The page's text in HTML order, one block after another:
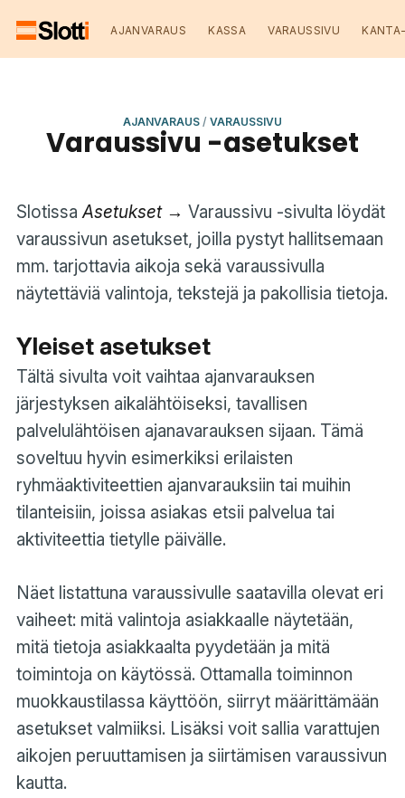
AJANVARAUS KASSA VARAUSSIVU
AJANVARAUS / VARAUSSIVU
Varaussivu -asetukset
Slotissa Asetukset → Varaussivu -sivulta löydät
varaussivun asetukset, joilla pystyt hallitsemaan
mm. tarjottavia aikoja sekä varaussivulla
näytettäviä valintoja, tekstejä ja pakollisia tietoja.
Yleiset asetukset
Tältä sivulta voit vaihtaa ajanvarauksen
järjestyksen aikalähtöiseksi, tavallisen
palvelulähtöisen ajanavarauksen sijaan. Tämä
soveltuu hyvin esimerkiksi erilaisten
ryhmäaktiviteettien ajanvarauksiin tai muihin
tilanteisiin, joissa asiakas etsii palvelua tai
aktiviteettia tietylle päivälle.
Näet listattuna varaussivulle saatavilla olevat eri
vaiheet: mitä valintoja asiakkaalle näytetään,
mitä tietoja asiakkaalta pyydetään ja mitä
toimintoja on käytössä. Ottamalla toiminnon
muokkaustilassa käyttöön, siirryt määrittämään
asetukset valmiiksi. Lisäksi voit sallia varattujen
aikojen peruuttamisen ja siirtämisen varaussivun
kautta.